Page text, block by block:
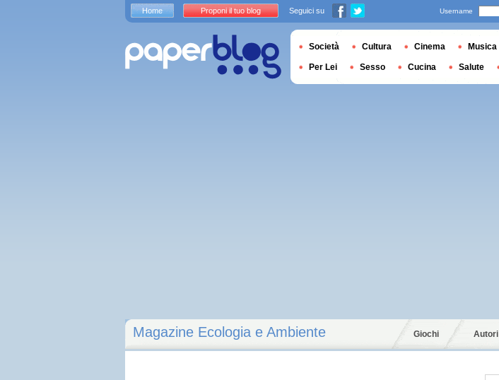
Magazine Ecologia e Ambiente Giochi Autori
Home Proponi il tuo blog Seguici su Username
Società Cultura Cinema Musica
Per Lei Sesso Cucina Salute